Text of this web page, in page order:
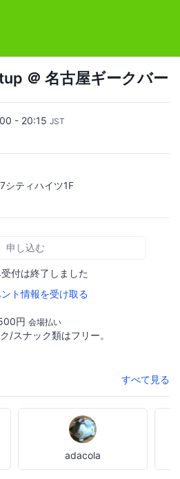
＠ 名古屋ギークバー
- 20:15 JST
シティハイツ1F
申し込む
付は終了しました
ト情報を受け取る
円 会場払い
/スナック類はフリー。
すべて見る
adacola